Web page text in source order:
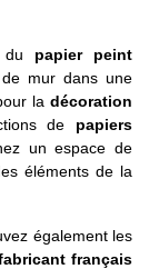
du papier peint
mur dans une
ladécoration
de papiers
un espace de
éléments de la
également les
français